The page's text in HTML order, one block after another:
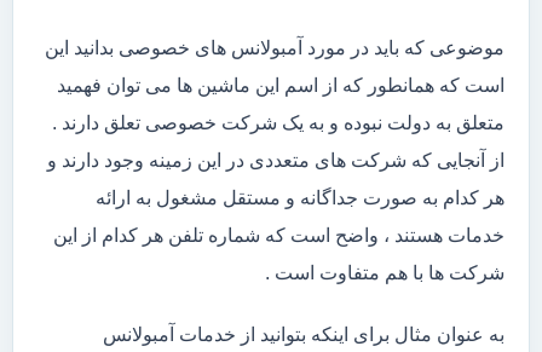
موضوعی که باید در مورد آمبولانس های خصوصی بدانید این
است که همانطور که از اسم این ماشین ها می توان فهمید
متعلق به دولت نبوده و به یک شرکت خصوصی تعلق دارند .
از آنجایی که شرکت های متعددی در این زمینه وجود دارند و
هر کدام به صورت جداگانه و مستقل مشغول به ارائه
خدمات هستند ، واضح است که شماره تلفن هر کدام از این
شرکت ها با هم متفاوت است .
به عنوان مثال برای اینکه بتوانید از خدمات آمبولانس